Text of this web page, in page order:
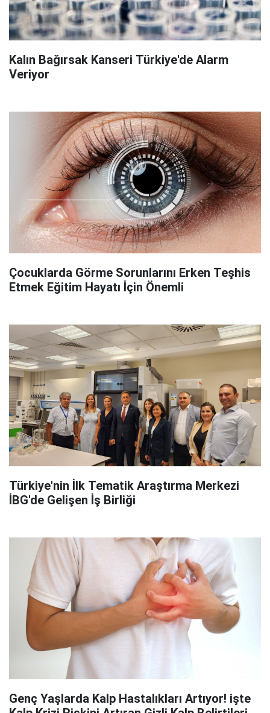
Kalın Bağırsak Kanseri Türkiye'de Alarm
Veriyor
Çocuklarda Görme Sorunlarını Erken Teşhis
Etmek Eğitim Hayatı İçin Önemli
Türkiye'nin İlk Tematik Araştırma Merkezi
İBG'de Gelişen İş Birliği
Genç Yaşlarda Kalp Hastalıkları Artıyor! işte